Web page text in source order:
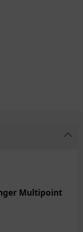
Multipoint